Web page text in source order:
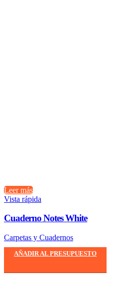
Leer más
Vista rápida
Cuaderno Notes White
Carpetas y Cuadernos
AÑADIR AL PRESUPUESTO